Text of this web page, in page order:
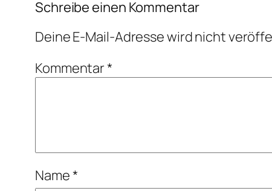
Schreibe einen Kommentar
Deine E-Mail-Adresse wird nicht
Kommentar*
Name*